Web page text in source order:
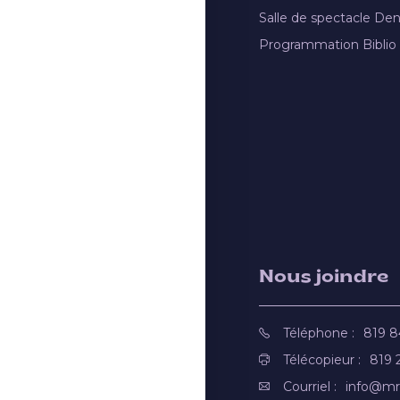
Salle de spectacle
Programmation Biblio
Nous joindre
Téléphone :
819
Télécopieur :
819
Courriel :